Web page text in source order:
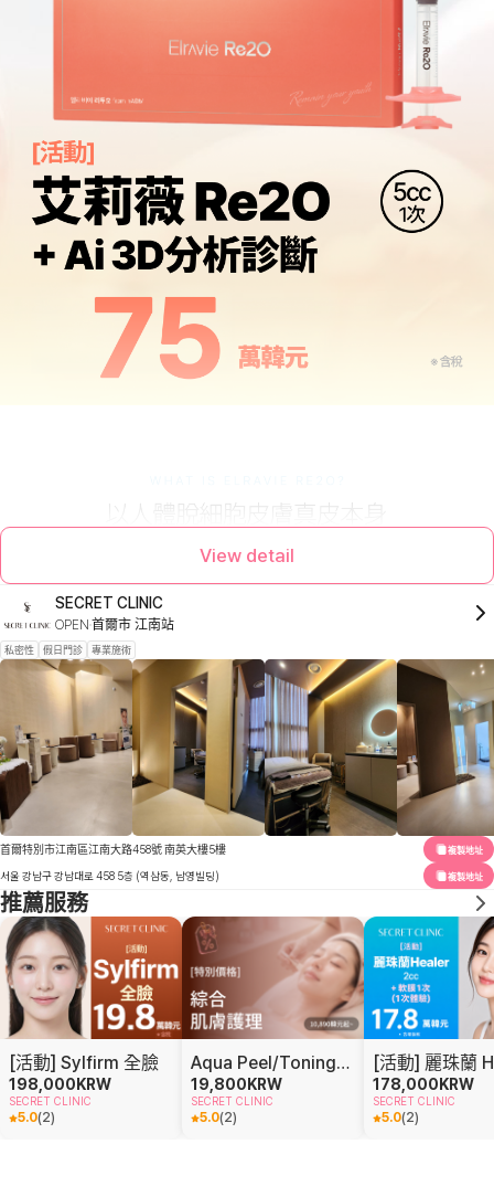
View detail
SECRET CLINIC
OPEN 首爾市 江南站
私密性 假日門診 專業施術
首爾特別市江南區江南大路458號 南英大樓5樓 複製地址
서울 강남구 강남대로 458 5층 (역삼동, 남영빌딩) 複製地址
推薦服務
[活動] Sylfirm 全臉
198,000 KRW
SECRET CLINIC
5.0(2)
Aqua Peel/Toning/ 營養針特價
19,800 KRW
SECRET CLINIC
5.0(2)
178,000 KRW
SECRET CLINIC
5.0(2)